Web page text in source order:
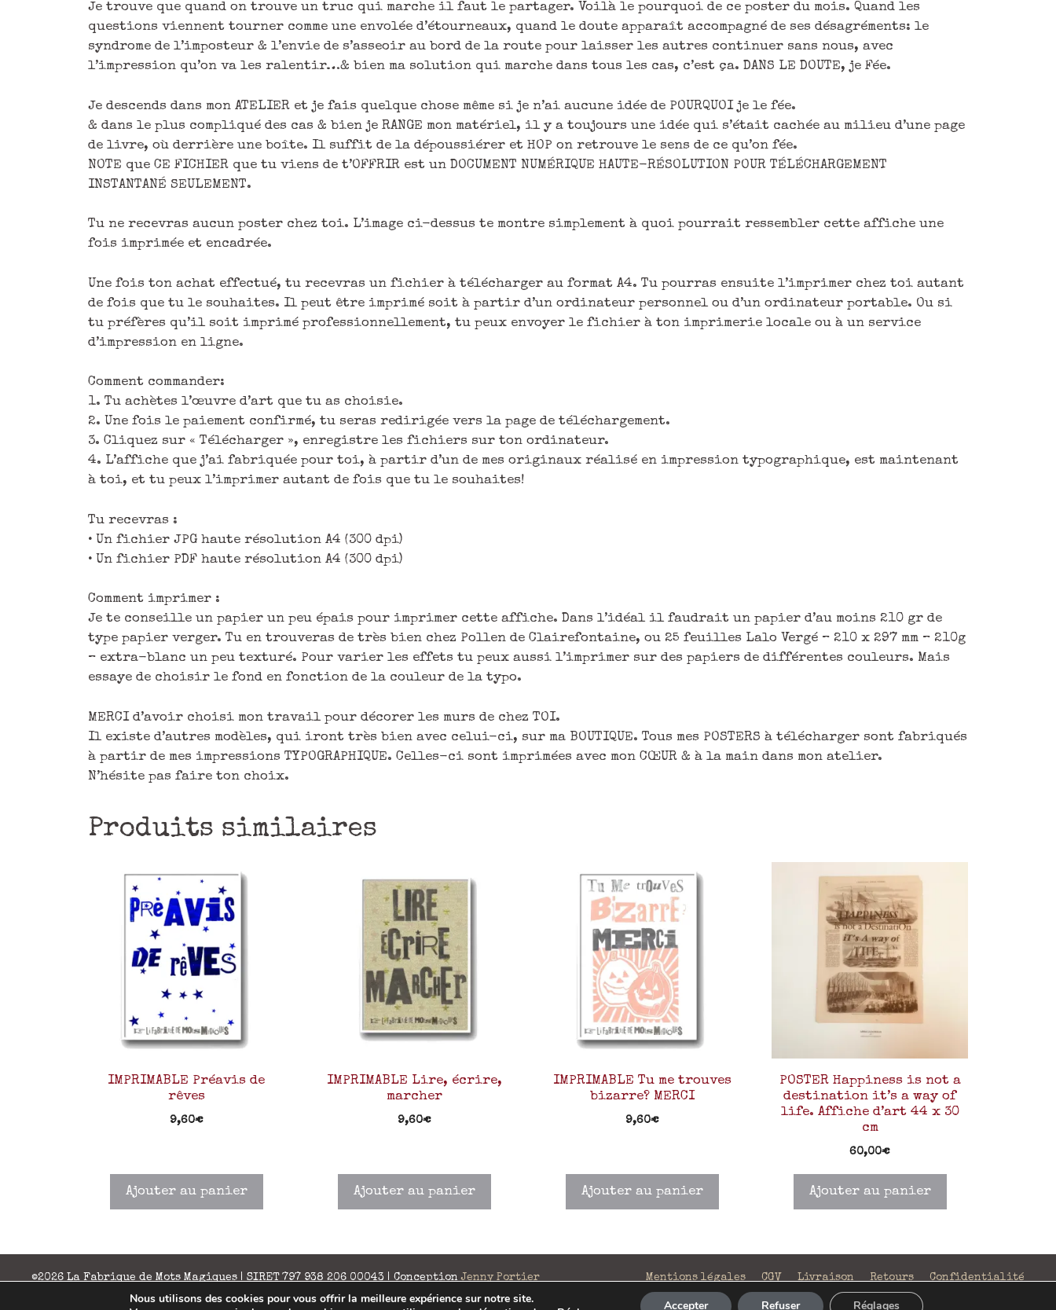
Je trouve que quand on trouve un truc qui marche il faut le partager. Voilà le pourquoi de ce poster du mois. Quand les
questions viennent tourner comme une envolée d’étourneaux, quand le doute apparaît accompagné de ses désagréments: le
syndrome de l’imposteur & l’envie de s’asseoir au bord de la route pour laisser les autres continuer sans nous, avec
l’impression qu’on va les ralentir…& bien ma solution qui marche dans tous les cas, c’est ça. DANS LE DOUTE, je Fée.
Je descends dans mon ATELIER et je fais quelque chose même si je n’ai aucune idée de POURQUOI je le fée.
& dans le plus compliqué des cas & bien je RANGE mon matériel, il y a toujours une idée qui s’était cachée au milieu d’une page
de livre, où derrière une boîte. Il suffit de la dépoussiérer et HOP on retrouve le sens de ce qu’on fée.
NOTE que CE FICHIER que tu viens de t’OFFRIR est un DOCUMENT NUMÉRIQUE HAUTE-RÉSOLUTION POUR TÉLÉCHARGEMENT
INSTANTANÉ SEULEMENT.
Tu ne recevras aucun poster chez toi. L’image ci-dessus te montre simplement à quoi pourrait ressembler cette affiche une
fois imprimée et encadrée.
Une fois ton achat effectué, tu recevras un fichier à télécharger au format A4. Tu pourras ensuite l’imprimer chez toi autant
de fois que tu le souhaites. Il peut être imprimé soit à partir d’un ordinateur personnel ou d’un ordinateur portable. Ou si
tu préfères qu’il soit imprimé professionnellement, tu peux envoyer le fichier à ton imprimerie locale ou à un service
d’impression en ligne.
Comment commander:
1. Tu achètes l’œuvre d’art que tu as choisie.
2. Une fois le paiement confirmé, tu seras redirigée vers la page de téléchargement.
3. Cliquez sur « Télécharger », enregistre les fichiers sur ton ordinateur.
4. L’affiche que j’ai fabriquée pour toi, à partir d’un de mes originaux réalisé en impression typographique, est maintenant
à toi, et tu peux l’imprimer autant de fois que tu le souhaites!
Tu recevras :
• Un fichier JPG haute résolution A4 (300 dpi)
• Un fichier PDF haute résolution A4 (300 dpi)
Comment imprimer :
Je te conseille un papier un peu épais pour imprimer cette affiche. Dans l’idéal il faudrait un papier d’au moins 210 gr de
type papier verger. Tu en trouveras de très bien chez Pollen de Clairefontaine, ou 25 feuilles Lalo Vergé – 210 x 297 mm – 210g
– extra-blanc un peu texturé. Pour varier les effets tu peux aussi l’imprimer sur des papiers de différentes couleurs. Mais
essaye de choisir le fond en fonction de la couleur de la typo.
MERCI d’avoir choisi mon travail pour décorer les murs de chez TOI.
Il existe d’autres modèles, qui iront très bien avec celui-ci, sur ma BOUTIQUE. Tous mes POSTERS à télécharger sont fabriqués
à partir de mes impressions TYPOGRAPHIQUE. Celles-ci sont imprimées avec mon CŒUR & à la main dans mon atelier.
N’hésite pas faire ton choix.
Produits similaires
IMPRIMABLE Préavis de
rêves
9,60€
Ajouter au panier
IMPRIMABLE Lire, écrire,
marcher
9,60€
Ajouter au panier
IMPRIMABLE Tu me trouves
bizarre? MERCI
9,60€
Ajouter au panier
POSTER Happiness is not a
destination it’s a way of
life. Affiche d’art 44 x 30
cm
60,00€
Ajouter au panier
Mentions légales CGV Livraison Retours Confidentialité
©2026 La Fabrique de Mots Magiques | SIRET 797 938 206 00043 | ConceptionJenny Portier
Nous utilisons des cookies pour vous offrir la meilleure expérience sur notre site.
Accepter Refuser Réglages